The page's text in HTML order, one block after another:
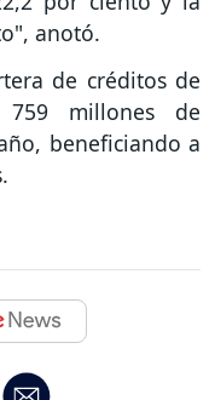
anotó.
de créditos de
759 millones de
beneficiando a